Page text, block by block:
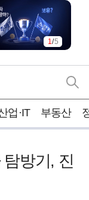
2/5
업·IT 부동산
방기, 진